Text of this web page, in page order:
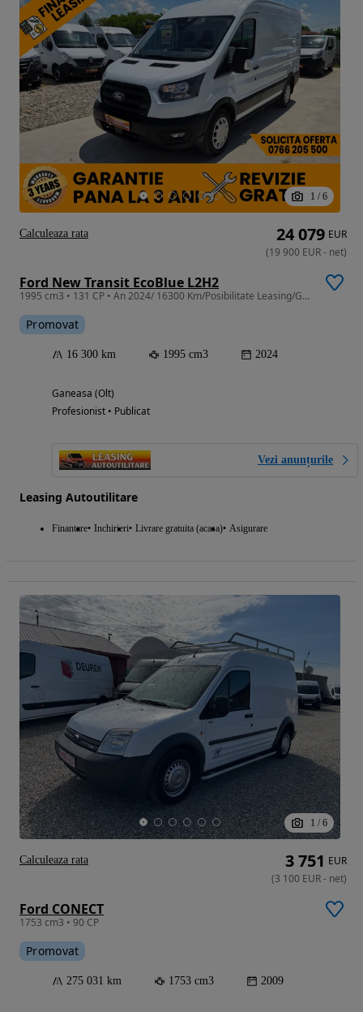
1 / 6
Ford New Transit EcoBlue L2H2
1995 cm3 • 131 CP • An 2024/ 16300 Km/Posibilitate Leasing/Garantie extinsa pana la 3ani
Promovat
16 300 km 1995 cm3 2024
Ganeasa (Olt)
Profesionist • Publicat
Vezi anunțurile
Leasing Autoutilitare
Finantare Inchirieri Livrare gratuita (acasa) Asigurare
24 079 EUR
(19 900 EUR- net)
Calculeaza rata
1 / 6
Ford CONECT
1753 cm3 • 90 CP
Promovat
275 031 km 1753 cm3 2009
3 751 EUR
(3 100 EUR- net)
Calculeaza rata